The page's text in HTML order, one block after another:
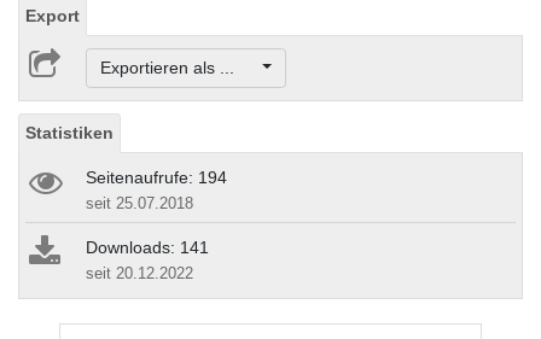
Export
Exportieren als ...
Statistiken
Seitenaufrufe: 194
seit 25.07.2018
Downloads: 141
seit 20.12.2022